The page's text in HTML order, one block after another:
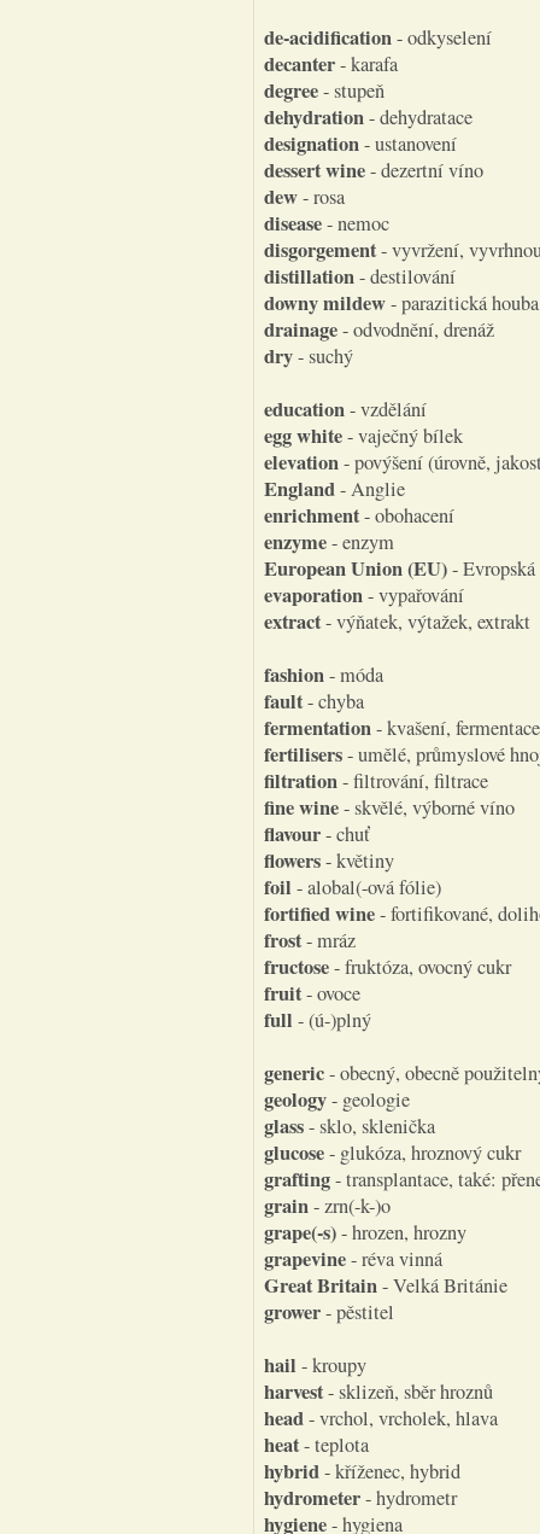
de-acidification- odkyselení
decanter- karafa
degree- stupeň
dehydration- dehydratace
designation- ustanovení
dessert wine- dezertní víno
dew- rosa
disease- nemoc
disgorgement- vyvržení,
distillation- destilování
downy mildew- parazitická houba
drainage- odvodnění, drenáž
dry- suchý
education- vzdělání
egg white- vaječný bílek
elevation- povýšení (úrovně,
England- Anglie
enrichment- obohacení
enzyme- enzym
European Union (EU)-
evaporation- vypařování
extract- výňatek, výtažek, extrakt
fashion- móda
fault- chyba
fermentation- kvašení, fermentace
fertilisers- umělé, průmyslové
filtration- filtrování, filtrace
fine wine- skvělé, výborné víno
flavour- chuť
flowers- květiny
foil - alobal(-ová fólie)
fortified wine- fortifikované,
frost- mráz
fructose- fruktóza, ovocný cukr
fruit- ovoce
full - (ú-)plný
generic- obecný, obecně
geology- geologie
glass- sklo, sklenička
glucose- glukóza, hroznový cukr
grafting- transplantace, také:
grain- zrn(-k-)o
grape(-s)- hrozen, hrozny
grapevine- réva vinná
Great Britain- Velká Británie
grower- pěstitel
hail - kroupy
harvest- sklizeň, sběr hroznů
head- vrchol, vrcholek, hlava
heat- teplota
hybrid- kříženec, hybrid
hydrometer- hydrometr
hygiene- hygiena